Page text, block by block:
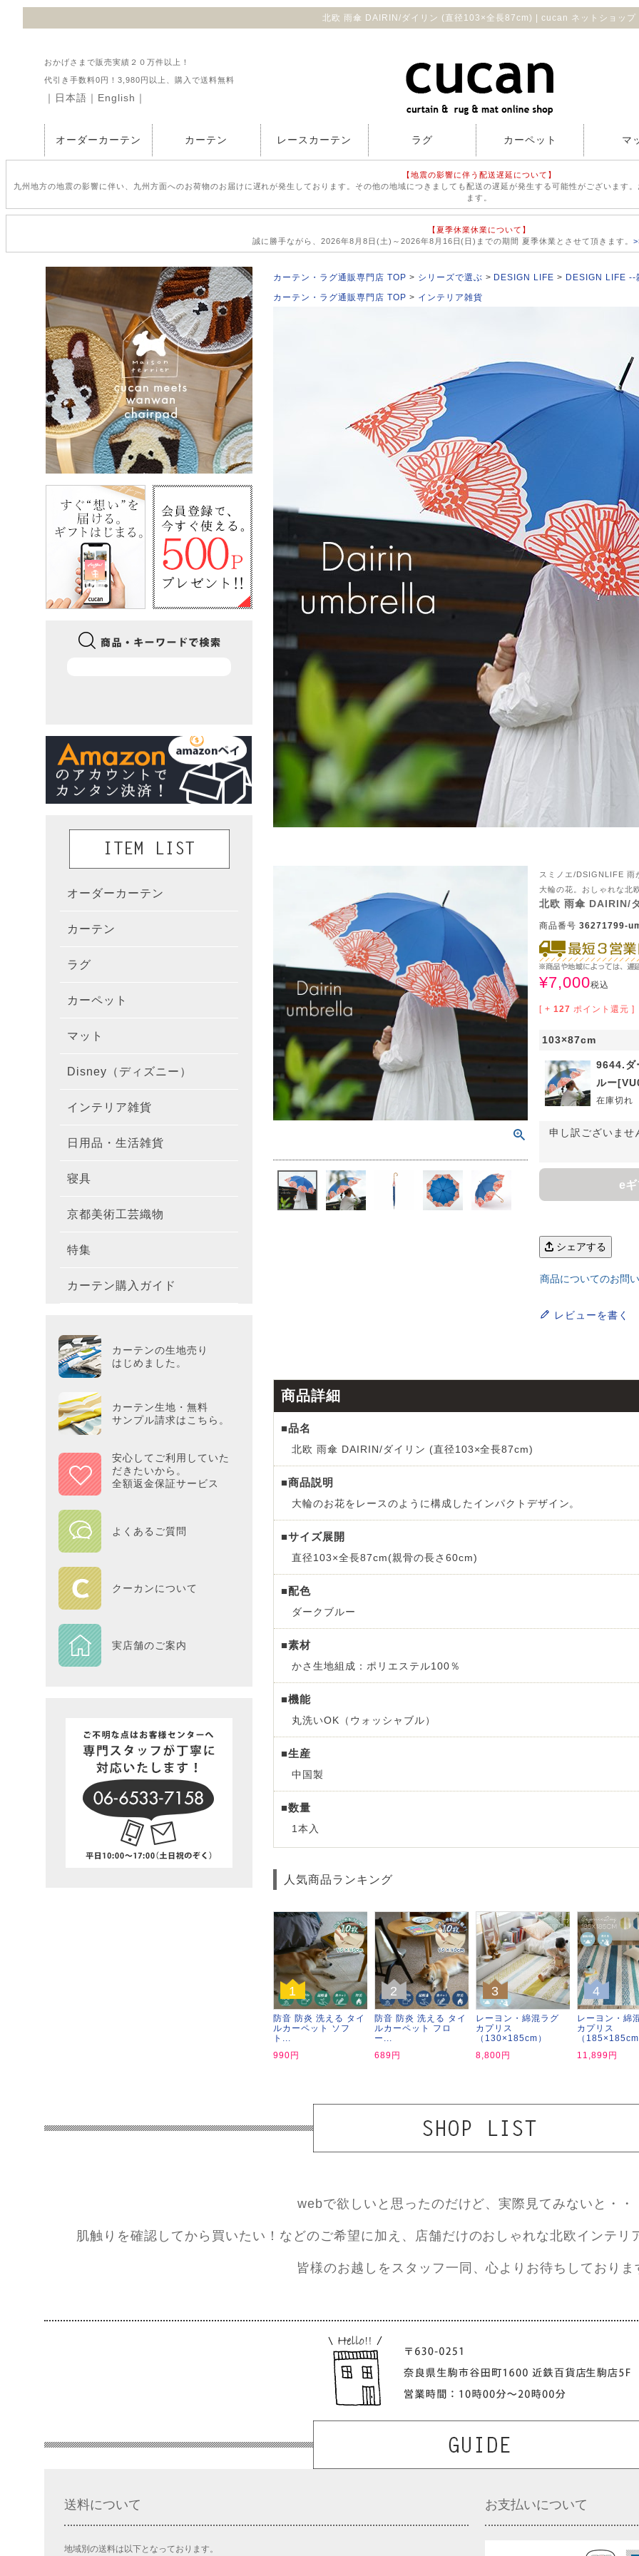
北欧 雨傘 DAIRIN/ダイリン (直径103×全長87cm) | cucan ネットショップ
おかげさまで販売実績２０万件以上！
代引き手数料0円！3,980円以上、購入で送料無料
｜ 日本語 ｜ English ｜
オーダーカーテン カーテン レースカーテン ラグ カーペット マ
【地震の影響に伴う配送遅延について】
九州地方の地震の影響に伴い、九州方面へのお荷物のお届けに遅れが発生しております。その他の地域につきましても配送の遅延が発生する可能性がございます
ます。
【夏季休業休業について】
誠に勝手ながら、2026年8月8日(土)～2026年8月16日(日)までの期間 夏季休業とさせて頂きます。
オーダーカーテン かんたん！オーダー注文へ
カーテンサイズの測り方
カーテン生地 無料サンプル
DESIGN LIFE
NEXTHOME
colne
防炎
カーテン 既製カーテン
遮光カーテン
100×135cm（遮光カーテン）
100×178cm（遮光カーテン）
100×200cm（遮光カーテン）
厚地カーテン
100×135cm（厚地カーテン）
100×178cm（厚地カーテン）
100×200cm（厚地カーテン）
レースカーテン
100×133cm(レースカーテン)
100×176cm(レースカーテン)
100×198cm(レースカーテン)
カーテンを機能で選ぶ
1級遮光カーテン
防炎カーテン
遮熱レースカーテン
カーテンをテイストで選ぶ
花・植物柄(厚地カーテン)
無地・無地調(厚地カーテン)
colne
カーテンデザイン一覧
ラグ ラグをサイズで選ぶ
100×140cm程度
140×200cm程度
170×220cm程度
200×200cm程度
200×250cm程度
100×100cm（円形）
ラグを機能で選ぶ
床暖房/ホットカーペット対応
防音ラグ
防炎ラグ
防ダニラグ
消臭ラグ
ラグのサイズの選び方
ラグの選び方講座
ラグのお手入れ方法
カーペット カーペットをサイズで選ぶ
176×176cm（江戸間2畳）
176×261cm（江戸間3畳）
261×261cm（江戸間4.5畳）
261×352cm（江戸間6畳）
191×191cm（本間2畳）
タイルカーペット
カーペットのサイズの選び方
カーペットの選び方講座
カーペットデザイン一覧
マット 玄関マット
約45×75cm
約50×80cm
約55×85cm
約70×120cm
キッチンマット
約45×60cm
約45×120cm
約45×240cm
マットを機能で選ぶ
洗えるマット
マットデザイン一覧
Disney（ディズニー） オーダーカーテン
カーテン
マット
インテリア雑貨 クッションカバー
トイレタリー
日用品・生活雑貨
キッチン小物
KINTO キントー
寝具 布団カバー
京都美術工芸織物
特集
Saana ja Olli（サーナヤオッリ）
Disney（ディズニー）
MILK HOME（ミルクホーム）
HOME
NEXTHOME
在庫一掃アウトレット
カーテン購入ガイド
遮光カーテンとは？
ミラーレースカーテンとは？
カーテンの生地売り
はじめました。
カーテン生地・無料
サンプル請求はこちら。
安心してご利用していた
だきたいから。
全額返金保証サービス
よくあるご質問
クーカンについて
実店舗のご案内
カーテン・ラグ通販専門店 TOP シリーズで選ぶ DESIGN LIFE
DESIGN LIFE --
カーテン・ラグ通販専門店 TOP
インテリア雑貨
スミノエ/DSIGNLIFE 雨
大輪の花。おしゃれな北
北欧 雨傘 DAIRIN/
商品番号 36271799-
¥7,000税込
[ + 127 ポイント還元 ]
103×87cm
9644.ダ
ルー
在庫切れ
申し訳ございませ
e
シェアする
商品についてのお問
レビューを書く
商品詳細
■品名
北欧 雨傘 DAIRIN/ダイリン (直径103×全長87cm)
■商品説明
大輪のお花をレースのように構成したインパクトデザイン。
■サイズ展開
直径103×全長87cm(親骨の長さ60cm)
■配色
ダークブルー
■素材
かさ生地組成：ポリエステル100％
■機能
丸洗いOK（ウォッシャブル）
■生産
中国製
■数量
1本入
人気商品ランキング
1
防音 防炎 洗える タイ
ルカーペット ソフ
ト...
990円
2
防音 防炎 洗える タイ
ルカーペット フロ
ー...
689円
3
レーヨン・綿混ラグ
カプリス
（130×185cm）
8,800円
4
レーヨン・綿
カプリス
（
11,899円
webで欲しいと思ったのだけど、実際見てみないと・・
肌触りを確認してから買いたい！などのご希望に加え、店舗だけのおしゃれな北欧インテ
皆様のお越しをスタッフ一同、心よりお待ちしておりま
送料について
地域別の送料は以下となっております。
お支払いについて